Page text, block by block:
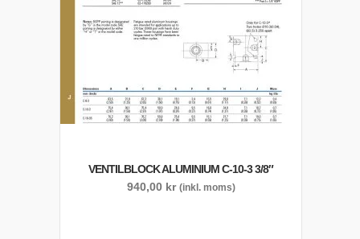
VENTILBLOCK ALUMINIUM C-10-3 3/8″
940,00 kr (inkl. moms)